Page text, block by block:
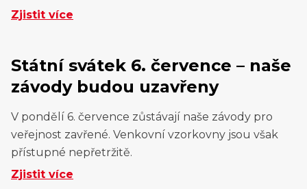
Zjistit více
Státní svátek 6. července – naše
závody budou uzavřeny
V pondělí 6. července zůstávají naše závody pro
veřejnost zavřené. Venkovní vzorkovny jsou však
přístupné nepřetržitě.
Zjistit více